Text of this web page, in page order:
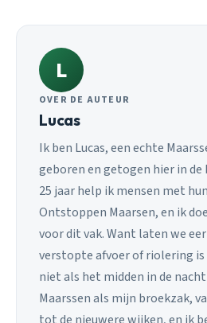
L
OVER DE AUTEUR
Lucas
Ik ben Lucas, een echte
geboren en getogen hier in de
25 jaar help ik mensen met
Ontstoppen Maarsen, en ik
voor dit vak. Want laten we
verstopte afvoer of riolering
niet als het midden in de
Maarssen als mijn broekzak,